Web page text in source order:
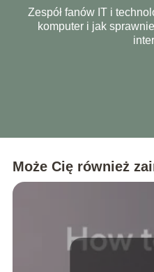
Zespół fanów IT i
komputer i jak
Może Cię również